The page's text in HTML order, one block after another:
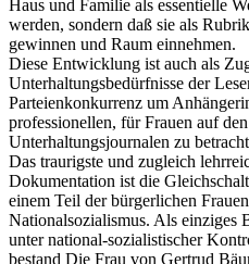
Haus und Familie als essentielle
werden, sondern daß sie als
gewinnen und Raum einnehmen.
Diese Entwicklung ist auch als
Unterhaltungsbedürfnisse der
Parteienkonkurrenz um
professionellen, für Frauen auf
Unterhaltungsjournalen zu
Das traurigste und zugleich
Dokumentation ist die
einem Teil der bürgerlichen
Nationalsozialismus. Als einziges
unter national-sozialistischer
bestand Die Frau von Gertrud